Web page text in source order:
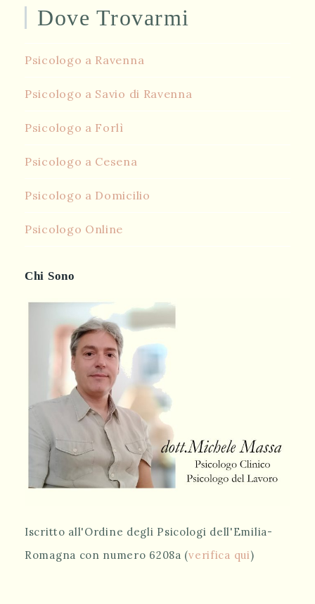
Dove Trovarmi
Psicologo a Ravenna
Psicologo a Savio di Ravenna
Psicologo a Forlì
Psicologo a Cesena
Psicologo a Domicilio
Psicologo Online
Chi Sono
Iscritto all'Ordine degli Psicologi dell'Emilia-
Romagna con numero 6208a (verifica qui)